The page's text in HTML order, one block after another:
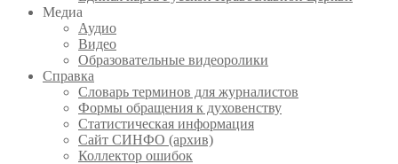
Медиа
Аудио
Видео
Образовательные видеоролики
Справка
Словарь терминов для журналистов
Формы обращения к духовенству
Статистическая информация
Сайт СИНФО (архив)
Коллектор ошибок